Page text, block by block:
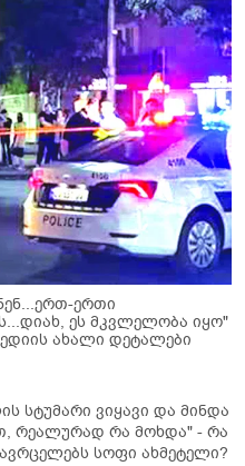
ერთი
ეს მკვლელობა იყო"
ახალი დეტალები
სტუმარი ვიყავი და მინდა
რეალურად რა მოხდა" - რა
სოფი ახმეტელი?